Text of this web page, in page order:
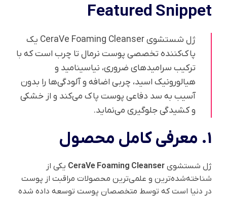
Featured Snippet
ژل شستشوی CeraVe Foaming Cleanser یک
پاک‌کننده تخصصی پوست نرمال تا چرب است که با
ترکیب سرامیدهای ضروری، نیاسینامید و
هیالورونیک اسید، چربی اضافه و آلودگی‌ها را بدون
آسیب به سد دفاعی پوست پاک می‌کند و از خشکی
و کشیدگی جلوگیری می‌نماید.
1. معرفی کامل محصول
ژل شستشوی CeraVe Foaming Cleanser یکی از
شناخته‌شده‌ترین و علمی‌ترین محصولات مراقبت از پوست
در دنیا است که توسط متخصصان پوست توسعه داده شده